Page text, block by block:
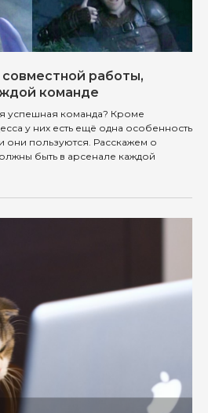
работы,
команде
успешная команда? Кроме
у них есть ещё одна особенность
пользуются. Расскажем о
быть в арсенале каждой